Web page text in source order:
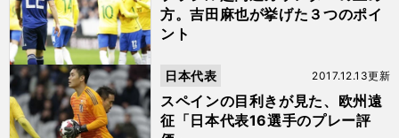
方。吉田麻也が挙げた３つのポイ
ント
スペインの目利きが見た、欧州遠
征「日本代表16選手のプレー評
2017.12.13更新
日本代表